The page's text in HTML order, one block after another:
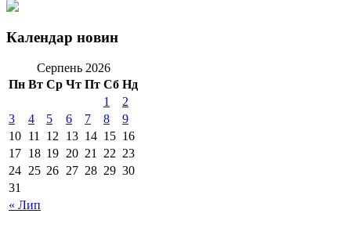
Календар новин
Серпень 2026
Пн Вт Ср Чт Пт Сб Нд
« Лип
1
2
3
4 5 6 7 8
9
10 11 12 13 14 15 16
17 18 19 20 21 22 23
24 25 26 27 28 29 30
31